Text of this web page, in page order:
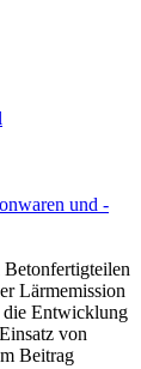
und -
Lärmemission
die Entwicklung
von
Beitrag